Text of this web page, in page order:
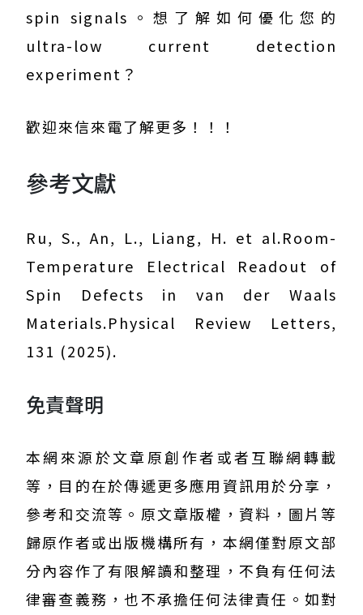
spin signals。想了解如何優化您的
ultra-low current detection
experiment？
歡迎來信來電了解更多！！！
參考文獻
Ru, S., An, L., Liang, H. et al.Room-
Temperature Electrical Readout of
Spin Defects in van der Waals
Materials.Physical Review Letters,
131 (2025).
免責聲明
本網來源於文章原創作者或者互聯網轉載
等，目的在於傳遞更多應用資訊用於分享，
參考和交流等。原文章版權，資料，圖片等
歸原作者或出版機構所有，本網僅對原文部
分內容作了有限解讀和整理，不負有任何法
律審查義務，也不承擔任何法律責任。如對